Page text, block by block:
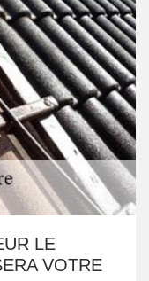
LE
VOTRE